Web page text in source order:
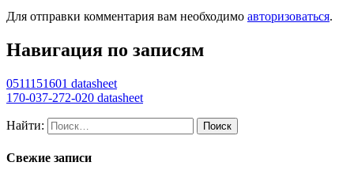
Для отправки комментария вам необходимо авторизоваться.
Навигация по записям
0511151601 datasheet
170-037-272-020 datasheet
Найти:
Свежие записи